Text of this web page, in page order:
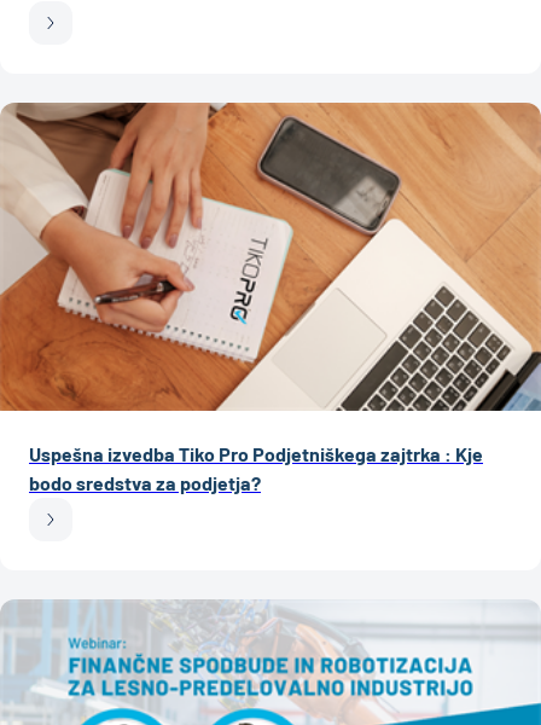
Uspešna izvedba Tiko Pro Podjetniškega zajtrka : Kje
bodo sredstva za podjetja?